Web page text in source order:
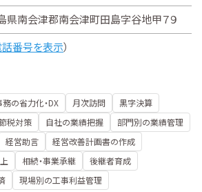
県南会津郡南会津町田島字谷地甲７９
話番号を表示）
の省力化・DX 月次訪問
黒字決算
税対策 自社の業績把握
部門別の業績管理
経営助言
経営改善計画書の作成
相続・事業承継
後継者育成
現場別の工事利益管理